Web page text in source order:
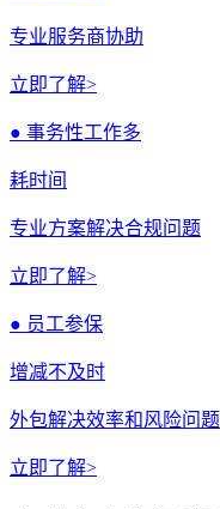
专业服务商协助
立即了解>
● 事务性工作多
耗时间
专业方案解决合规问题
立即了解>
● 员工参保
增减不及时
外包解决效率和风险问题
立即了解>